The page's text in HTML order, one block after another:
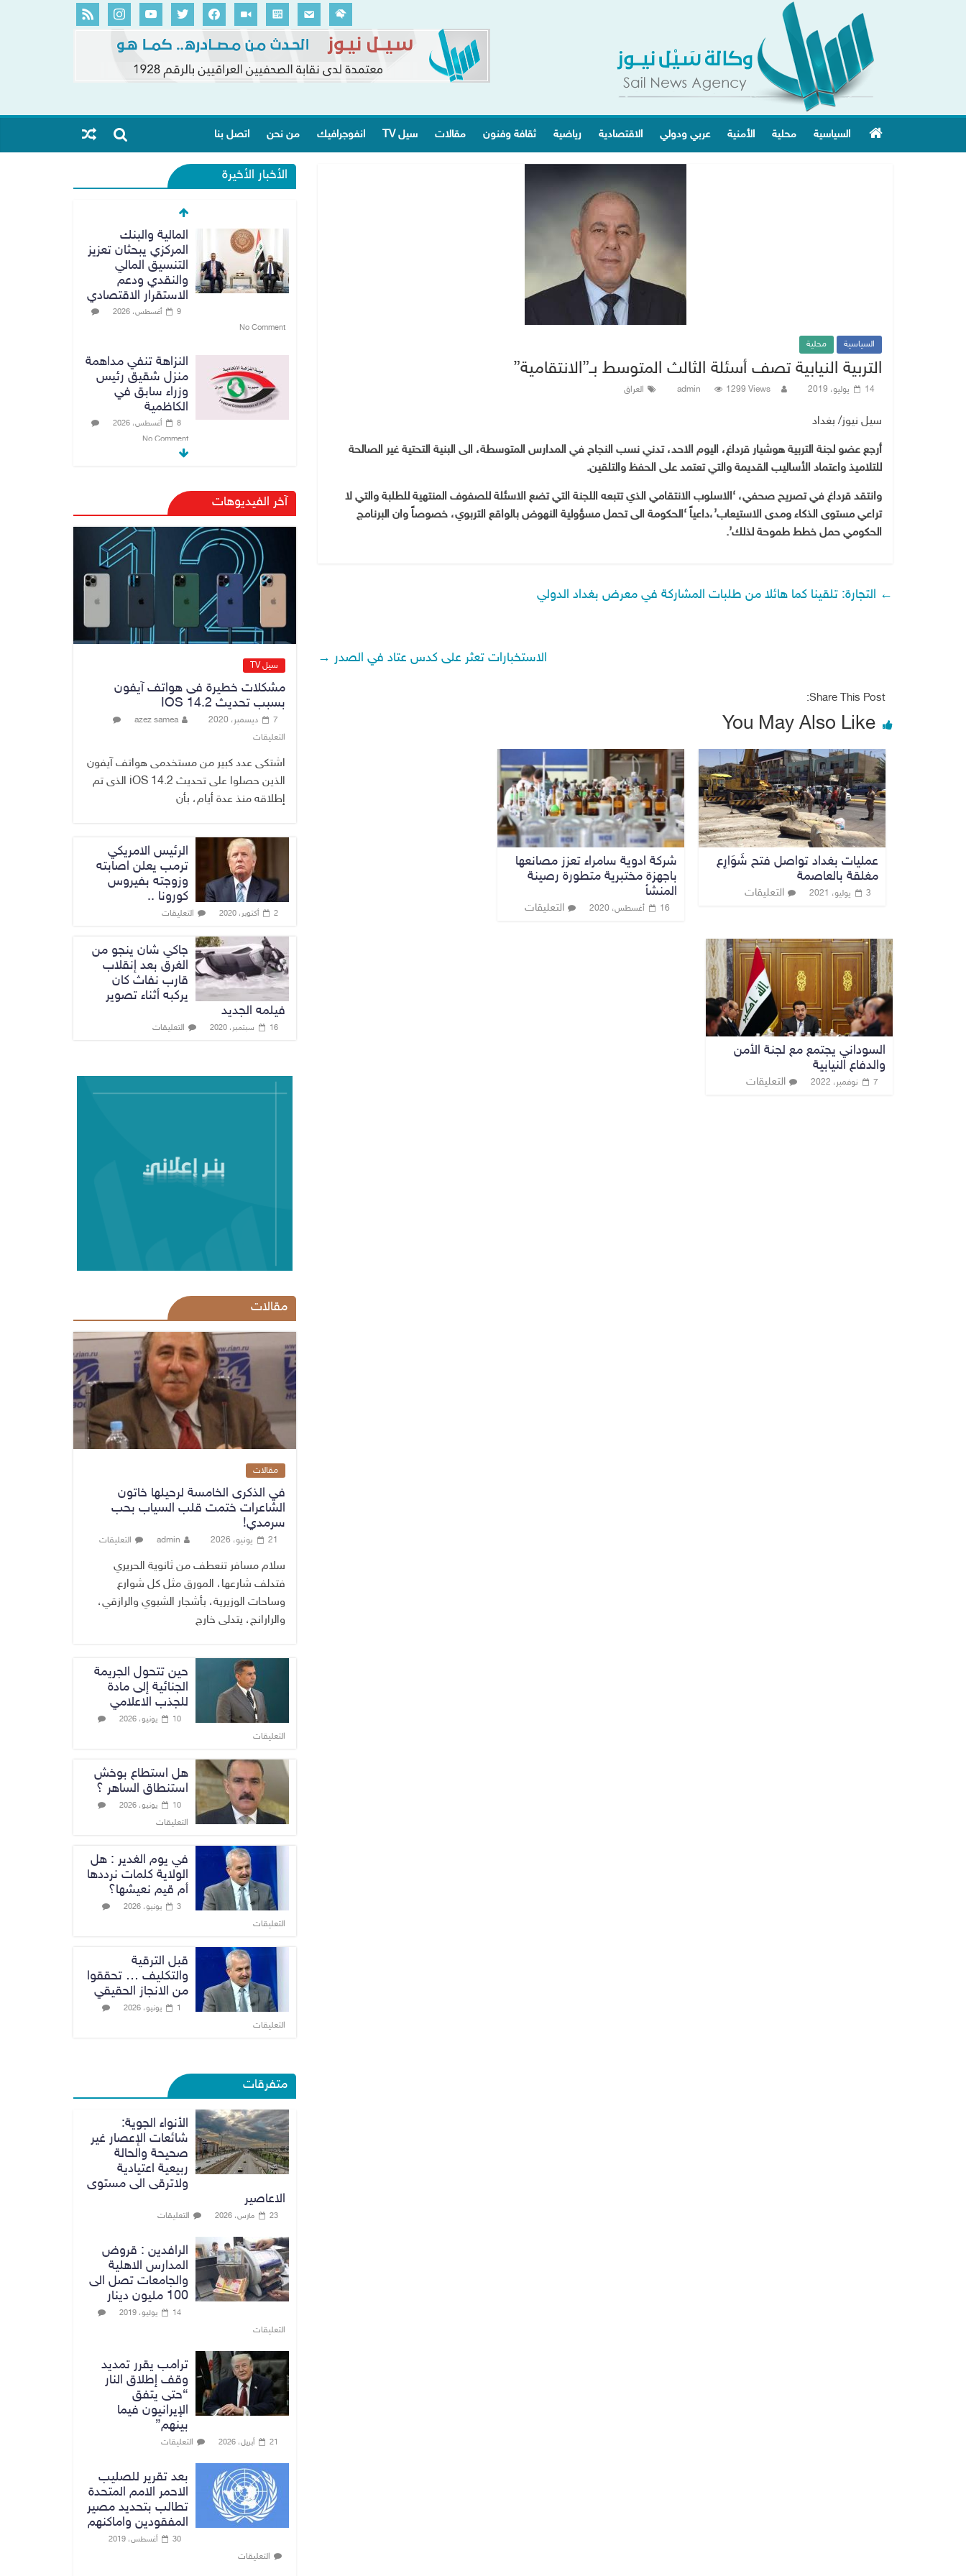
السياسية محلية الأمنية عربي ودولي الاقتصادية رياضية ثقافة وفنون مقالات سيل TV انفوجرافيك من نحن اتصل بنا
السياسية محلية
التربية النيابية تصف أسئلة الثالث المتوسط بـ”الانتقامية”
14 يوليو، 2019 admin 1299 Views العراق
سيل نيوز/ بغداد
أرجع عضو لجنة التربية هوشيار قرداغ، اليوم الاحد، تدني نسب النجاح في المدارس المتوسطة، الى البنية التحتية غير الصالحة
للتلاميذ واعتماد الأساليب القديمة والتي تعتمد على الحفظ والتلقين.
وانتقد قرداغ في تصريح صحفي، ‘الاسلوب الانتقامي الذي تتبعه اللجنة التي تضع الاسئلة للصفوف المنتهية للطلبة والتي لا
تراعي مستوى الذكاء ومدى الاستيعاب’،داعياً ‘الحكومة الى تحمل مسؤولية النهوض بالواقع التربوي، خصوصاً وان البرنامج
الحكومي حمل خطط طموحة لذلك’.
← التجارة: تلقينا كما هائلا من طلبات المشاركة في معرض بغداد الدولي
الاستخبارات تعثر على كدس عتاد في الصدر →
Share This Post:
You May Also Like
عمليات بغداد تواصل فتح شَوَارِع
مغلقة بالعاصمة
3 يوليو، 2021 التعليقات
شركة ادوية سامراء تعزز مصانعها
باجهزة مختبرية متطورة رصينة
المنشأ
16 أغسطس، 2020 التعليقات
السوداني يجتمع مع لجنة الأمن
والدفاع النيابية
7 نوفمبر، 2022 التعليقات
الأخبار الأخيرة
النزاهة تنفي مداهمة
منزل شقيق رئيس
وزراء سابق في
الكاظمية
8 أغسطس، 2026
No Comment
تفاصيل ورسوم
تظليل زجاج السيارات
9 أغسطس، 2026
No Comment
صدور أمر قبض
بحق وزير العمل
No Comment
الدخيل يفتتح
مستشفى الأورام
والطب النووي
التخصصي في
الموصل
No Comment
المركزي يبحثان تعزيز
التنسيق المالي
والنقدي ودعم
الاستقرار الاقتصادي
No Comment
آخر الفيديوهات
سيل TV
مشكلات خطيرة فى هواتف آيفون
بسبب تحديث IOS 14.2
7 ديسمبر، 2020
azez samea
التعليقات
اشتكى عدد كبير من مستخدمى هواتف آيفون
الذين حصلوا على تحديث iOS 14.2 الذى تم
إطلاقه منذ عدة أيام، بأن
الرئيس الامريكي
ترمب يعلن اصابته
وزوجته بفيروس
كورونا ..
2 أكتوبر، 2020 التعليقات
جاكي شان ينجو من
الغرق بعد إنقلاب
قارب نفاث كان
يركبه أثناء تصوير
فيلمه الجديد
16 سبتمبر، 2020 التعليقات
مقالات
مقالات
في الذكرى الخامسة لرحيلها خاتون
الشاعرات ختمت قلب السياب بحب
سرمدي!
21 يونيو، 2026 admin التعليقات
سلام مسافر تنعطف من ثانوية الحريري
فتدلف شارعها، المورق مثل كل شوارع
وساحات الوزيرية، بأشجار الشبوي والرازقي،
والرارانج، يتدلى خارج
حين تتحول الجريمة
الجنائية إلى مادة
للجذب الاعلامي
10 يونيو، 2026
التعليقات
هل استطاع بوخش
استنطاق الساهر ؟
10 يونيو، 2026
التعليقات
في يوم الغدير : هل
الولاية كلمات نرددها
أم قيم نعيشها؟
3 يونيو، 2026
التعليقات
قبل الترقية
والتكليف … تحققوا
من الانجاز الحقيقي
1 يونيو، 2026
التعليقات
متفرقات
الأنواء الجوية:
شائعات الإعصار غير
صحيحة والحالة
ربيعية اعتيادية
ولاترقى الى مستوى
الاعاصير
23 مارس، 2026 التعليقات
الرافدين : قروض
المدارس الاهلية
والجامعات تصل الى
100 مليون دينار
14 يوليو، 2019
التعليقات
ترامب يقرر تمديد
وقف إطلاق النار
“حتى يتفق
الإيرانيون فيما
بينهم”
21 أبريل، 2026 التعليقات
بعد تقرير للصليب
الاحمر الامم المتحدة
تطالب بتحديد مصير
المفقودين واماكنهم
30 أغسطس، 2019
التعليقات